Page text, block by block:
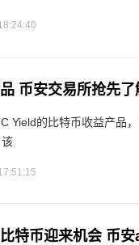
币安交易所抢先了
Yield的比特币收益产品
特币迎来机会 币